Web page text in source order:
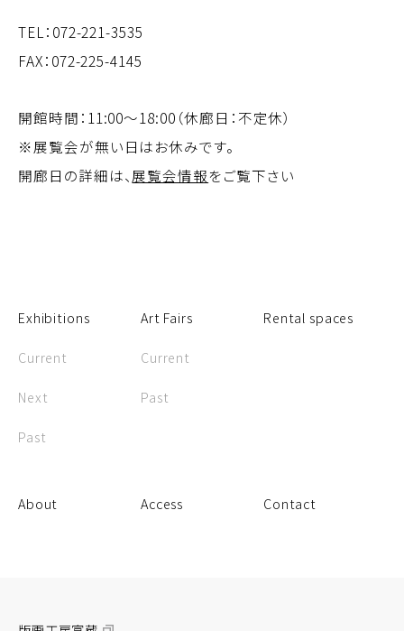
TEL： 072-221-3535
FAX：072-225-4145
開館時間：11:00～18:00（休廊日：不定休）
※展覧会が無い日はお休みです。
開廊日の詳細は、 展覧会情報をご覧下さい
Exhibitions
Current
Next
Past
Art Fairs
Current
Past
Rental spaces
About Access Contact